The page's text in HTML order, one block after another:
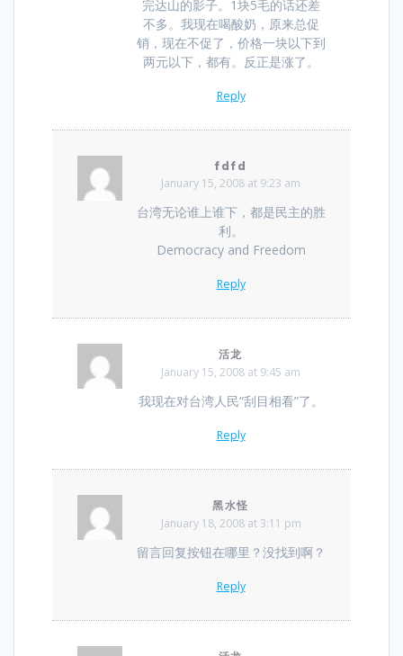
完达山的影子。1块5毛的话还差
不多。我现在喝酸奶，原来总促
销，现在不促了，价格一块以下到
两元以下，都有。反正是涨了。
Reply
fdfd
January 15, 2008 at 9:23 am
台湾无论谁上谁下，都是民主的胜
利。
Democracy and Freedom
Reply
活龙
January 15, 2008 at 9:45 am
我现在对台湾人民“刮目相看”了。
Reply
黑水怪
January 18, 2008 at 3:11 pm
留言回复按钮在哪里？没找到啊？
Reply